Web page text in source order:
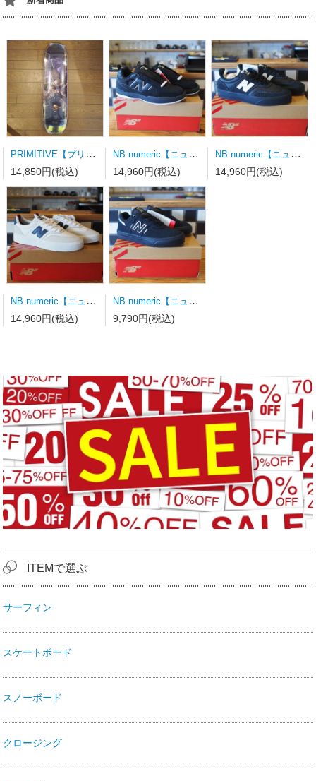
PRIMITIVE【プリミティブ】スケートボードデッキ MOTA CLASH PURPLE 8.0×31.75wb14.19
14,850円(税込)
NB numeric【ニューバランス】スケートシューズ UN808LSC
14,960円(税込)
NB numeric【ニューバランス】スケートシューズ UN340YRW 23.0ｃｍ
14,960円(税込)
NB numeric【ニューバランス】スケートシューズ UN340WVS
14,960円(税込)
NB numeric【ニューバランス】スケートシューズ Y306BSD キッズ
9,790円(税込)
ITEMで選ぶ
サーフィン
スケートボード
スノーボード
クロージング